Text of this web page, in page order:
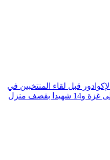
قبل لقاء المنتخبين في
الاحتلال يواصل غاراته على غزة و14 شهيدا بقصف منزل